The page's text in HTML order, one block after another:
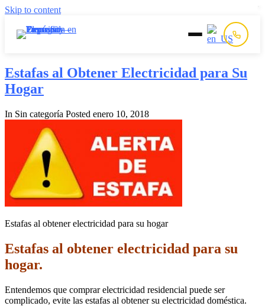
Skip to content
Inicio
Quiénes Somos
Contacto
Estafas al Obtener Electricidad para Su
Hogar
In Sin categoría Posted enero 10, 2018
Estafas al obtener electricidad para su hogar
Estafas al obtener electricidad para su
hogar.
Entendemos que comprar electricidad residencial puede ser
complicado, evite las estafas al obtener su electricidad doméstica.